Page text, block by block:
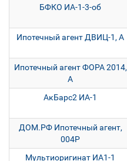
БФКО ИА-1-3-об
Ипотечный агент ДВИЦ-1, А
Ипотечный агент ФОРА 2014,
А
АкБарс2 ИА-1
ДОМ.РФ Ипотечный агент,
004P
Мультиоригинат ИА1-1